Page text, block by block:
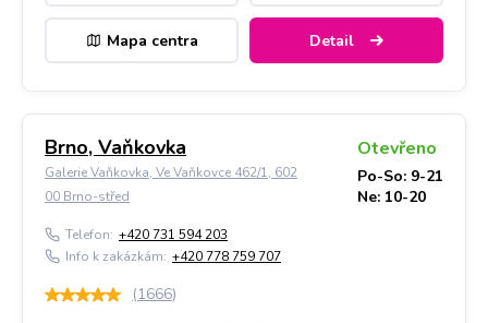
Mapa centra Detail
Brno, Vaňkovka
Galerie Vaňkovka, Ve Vaňkovce 462/1, 602
00 Brno-střed
Otevřeno
Po-So: 9-21
Ne: 10-20
Telefon: +420 731 594 203
Info k zakázkám: +420 778 759 707
(1666)